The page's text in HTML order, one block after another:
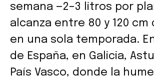
semana —2–3 litros por
alcanza entre 80 y 120 cm
en una sola temporada.
de España, en Galicia,
País Vasco, donde la